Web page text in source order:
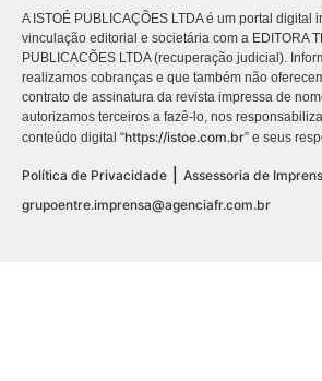
A ISTOÉ PUBLICAÇÕES LTDA é um portal digital
vinculação editorial e societária com a EDITORA
PUBLICACÕES LTDA (recuperação judicial).
realizamos cobranças e que também não
contrato de assinatura da revista impressa de
autorizamos terceiros a fazê-lo, nos
conteúdo digital “https://istoe.com.br” e seus
Política de Privacidade | Assessoria de
grupoentre.imprensa@agenciafr.com.br